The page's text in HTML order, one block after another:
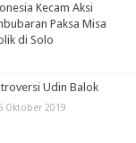
Kecam Aksi
Paksa Misa
di Solo
Udin Balok
Oktober 2019